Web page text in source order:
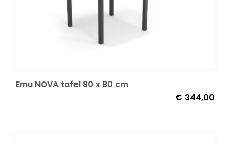
Emu NOVA tafel 80 x 80 cm
€ 344,00